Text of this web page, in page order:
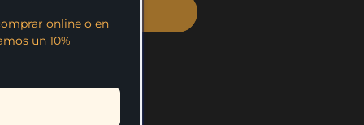
no necesitan
online o en
un 10%